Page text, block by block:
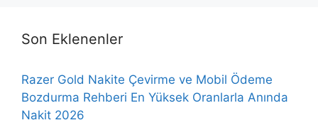
Son Eklenenler
Razer Gold Nakite Çevirme ve Mobil Ödeme
Bozdurma Rehberi En Yüksek Oranlarla Anında
Nakit 2026